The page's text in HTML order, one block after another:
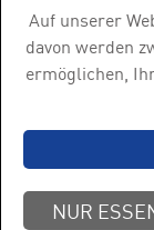
Auf unserer
davon werden
ermöglichen,
NUR